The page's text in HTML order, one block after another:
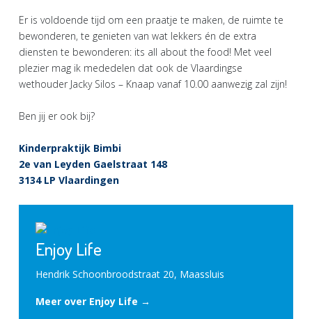
Er is voldoende tijd om een praatje te maken, de ruimte te
bewonderen, te genieten van wat lekkers én de extra
diensten te bewonderen: its all about the food! Met veel
plezier mag ik mededelen dat ook de Vlaardingse
wethouder Jacky Silos – Knaap vanaf 10.00 aanwezig zal zijn!
Ben jij er ook bij?
Kinderpraktijk Bimbi
2e van Leyden Gaelstraat 148
3134 LP Vlaardingen
Enjoy Life
Hendrik Schoonbroodstraat 20, Maassluis
Meer over Enjoy Life →